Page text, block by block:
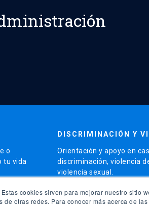
cookies sirven para mejorar nuestro sitio
otras redes. Para conocer más acerca de
o
tu vida
DISCRIMINACIÓN Y
Orientación y apoyo en
discriminación, violencia
violencia sexual.
launch Contacto para apoyo